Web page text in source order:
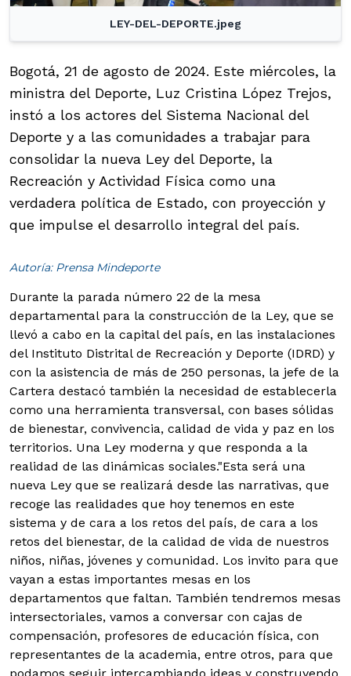
LEY-DEL-DEPORTE.jpeg
Bogotá, 21 de agosto de 2024. Este miércoles, la
ministra del Deporte, Luz Cristina López Trejos,
instó a los actores del Sistema Nacional del
Deporte y a las comunidades a trabajar para
consolidar la nueva Ley del Deporte, la
Recreación y Actividad Física como una
verdadera política de Estado, con proyección y
que impulse el desarrollo integral del país.
Autoría: Prensa Mindeporte
Durante la parada número 22 de la mesa
departamental para la construcción de la Ley, que se
llevó a cabo en la capital del país, en las instalaciones
del Instituto Distrital de Recreación y Deporte (IDRD) y
con la asistencia de más de 250 personas, la jefe de la
Cartera destacó también la necesidad de establecerla
como una herramienta transversal, con bases sólidas
de bienestar, convivencia, calidad de vida y paz en los
territorios. Una Ley moderna y que responda a la
realidad de las dinámicas sociales."Esta será una
nueva Ley que se realizará desde las narrativas, que
recoge las realidades que hoy tenemos en este
sistema y de cara a los retos del país, de cara a los
retos del bienestar, de la calidad de vida de nuestros
niños, niñas, jóvenes y comunidad. Los invito para que
vayan a estas importantes mesas en los
departamentos que faltan. También tendremos mesas
intersectoriales, vamos a conversar con cajas de
compensación, profesores de educación física, con
representantes de la academia, entre otros, para que